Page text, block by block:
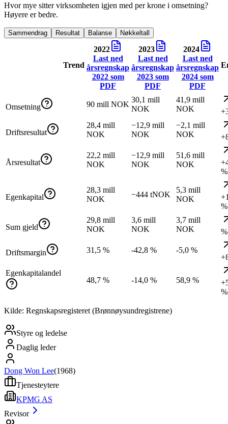
Hvor mye sitter virksomheten igjen med per krone i omsetning?
Høyere er bedre.
Sammendrag Resultat Balanse Nøkkeltall
Trend
2022
Last ned
årsregnskap
2022som
PDF
2023
Last ned
årsregnskap
2023som
PDF
2024
Last ned
årsregnskap
2024som
PDF
Omsetning 90 mill NOK
30,1 mill
NOK
41,9 mill
NOK
Driftsresultat
28,4 mill
NOK
−12,9 mill
NOK
−2,1 mill
NOK
Årsresultat
22,2 mill
NOK
−12,9 mill
NOK
51,6 mill
NOK
%
Egenkapital
28,3 mill
NOK
−444 tNOK
5,3 mill
NOK
%
Sum gjeld
29,8 mill
NOK
3,6 mill
NOK
3,7 mill
NOK
%
Driftsmargin 31,5 % -42,8 %
-5,0 %
Egenkapitalandel
48,7 %
-14,0 % 58,9 %
%
Kilde: Regnskapsregisteret (Brønnøysundregistrene)
Styre og ledelse
Daglig leder
Dong Won Lee(1968)
Tjenesteytere
KPMG AS
Revisor